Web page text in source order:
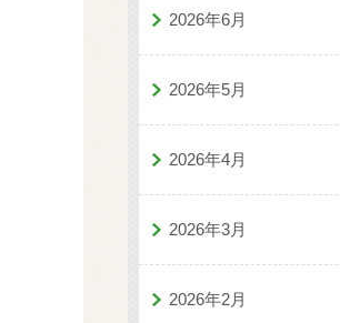
2026年6月
2026年5月
2026年4月
2026年3月
2026年2月